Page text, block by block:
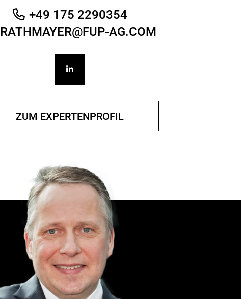
+49 175 2290354
RATHMAYER@FUP-AG.COM
ZUM EXPERTENPROFIL